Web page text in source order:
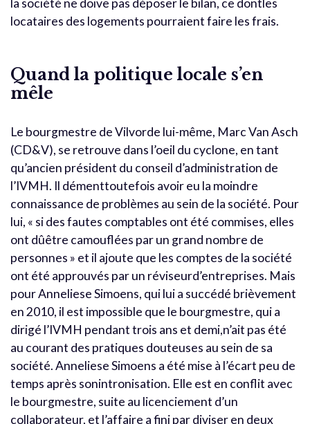
locataires des logements pourraient faire les frais.
Quand la politique locale s’en
mêle
Le bourgmestre de Vilvorde lui-même, Marc Van Asch
(CD&V), se retrouve dans l’oeil du cyclone, en tant
qu’ancien président du conseil d’administration de
l’IVMH. Il démenttoutefois avoir eu la moindre
connaissance de problèmes au sein de la société. Pour
lui, « si des fautes comptables ont été commises, elles
ont dûêtre camouflées par un grand nombre de
personnes » et il ajoute que les comptes de la société
ont été approuvés par un réviseurd’entreprises. Mais
pour Anneliese Simoens, qui lui a succédé brièvement
en 2010, il est impossible que le bourgmestre, qui a
dirigé l’IVMH pendant trois ans et demi,n’ait pas été
au courant des pratiques douteuses au sein de sa
société. Anneliese Simoens a été mise à l’écart peu de
temps après sonintronisation. Elle est en conflit avec
le bourgmestre, suite au licenciement d’un
collaborateur, et l’affaire a fini par diviser en deux